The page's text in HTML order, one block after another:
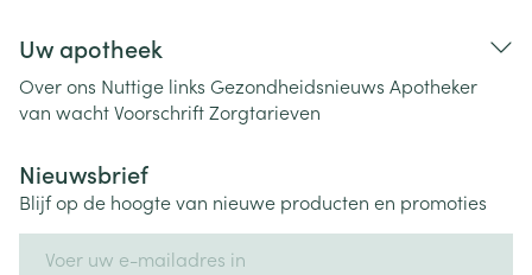
Uw apotheek
Over ons Nuttige links Gezondheidsnieuws Apotheker
van wachtVoorschriftZorgtarieven
Nieuwsbrief
Blijf op de hoogte van nieuwe producten en promoties